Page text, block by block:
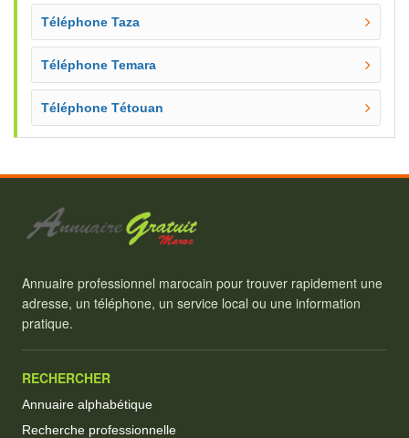
Téléphone Taza
Téléphone Temara
Téléphone Tétouan
Annuaire professionnel marocain pour trouver rapidement une
adresse, un téléphone, un service local ou une information
pratique.
RECHERCHER
Annuaire alphabétique
Recherche professionnelle